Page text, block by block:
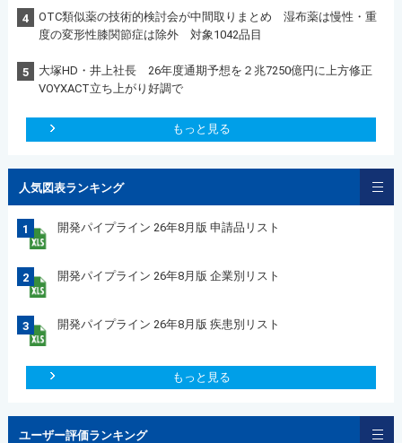
4
OTC類似薬の技術的検討会が中間取りまとめ 湿布薬は慢性・重
度の変形性膝関節症は除外 対象1042品目
5
大塚HD・井上社長 26年度通期予想を２兆7250億円に上方修正
VOYXACT立ち上がり好調で
もっと見る
人気図表ランキング
1 開発パイプライン 26年8月版 申請品リスト
2 開発パイプライン 26年8月版 企業別リスト
3 開発パイプライン 26年8月版 疾患別リスト
もっと見る
ユーザー評価ランキング